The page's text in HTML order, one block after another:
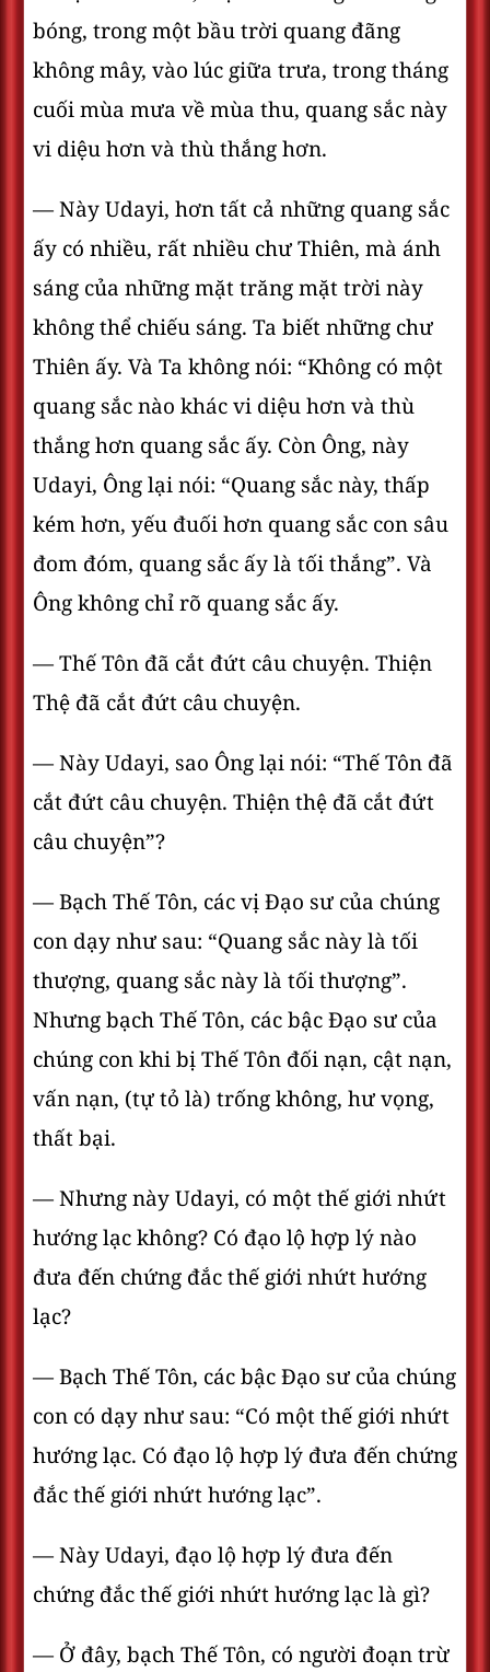
bóng, trong một bầu trời quang đãng
không mây, vào lúc giữa trưa, trong tháng
cuối mùa mưa về mùa thu, quang sắc này
vi diệu hơn và thù thắng hơn.
— Này Udayi, hơn tất cả những quang sắc
ấy có nhiều, rất nhiều chư Thiên, mà ánh
sáng của những mặt trăng mặt trời này
không thể chiếu sáng. Ta biết những chư
Thiên ấy. Và Ta không nói: “Không có một
quang sắc nào khác vi diệu hơn và thù
thắng hơn quang sắc ấy. Còn Ông, này
Udayi, Ông lại nói: “Quang sắc này, thấp
kém hơn, yếu đuối hơn quang sắc con sâu
đom đóm, quang sắc ấy là tối thắng”. Và
Ông không chỉ rõ quang sắc ấy.
— Thế Tôn đã cắt đứt câu chuyện. Thiện
Thệ đã cắt đứt câu chuyện.
— Này Udayi, sao Ông lại nói: “Thế Tôn đã
cắt đứt câu chuyện. Thiện thệ đã cắt đứt
câu chuyện”?
— Bạch Thế Tôn, các vị Ðạo sư của chúng
con dạy như sau: “Quang sắc này là tối
thượng, quang sắc này là tối thượng”.
Nhưng bạch Thế Tôn, các bậc Ðạo sư của
chúng con khi bị Thế Tôn đối nạn, cật nạn,
vấn nạn, (tự tỏ là) trống không, hư vọng,
thất bại.
— Nhưng này Udayi, có một thế giới nhứt
hướng lạc không? Có đạo lộ hợp lý nào
đưa đến chứng đắc thế giới nhứt hướng
lạc?
— Bạch Thế Tôn, các bậc Ðạo sư của chúng
con có dạy như sau: “Có một thế giới nhứt
hướng lạc. Có đạo lộ hợp lý đưa đến chứng
đắc thế giới nhứt hướng lạc”.
— Này Udayi, đạo lộ hợp lý đưa đến
chứng đắc thế giới nhứt hướng lạc là gì?
— Ở đây, bạch Thế Tôn, có người đoạn trừ